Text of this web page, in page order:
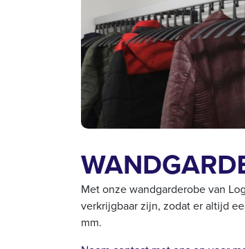
Met onze wandgarderobe van
verkrijgbaar zijn, zodat er altijd
mm.